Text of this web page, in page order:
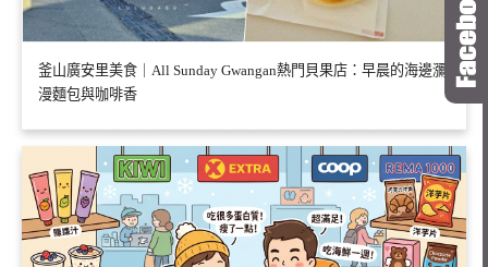
釜山廣安里美食｜All Sunday Gwangan熱門貝果店：早晨的海邊瀰
漫麵包與咖啡香